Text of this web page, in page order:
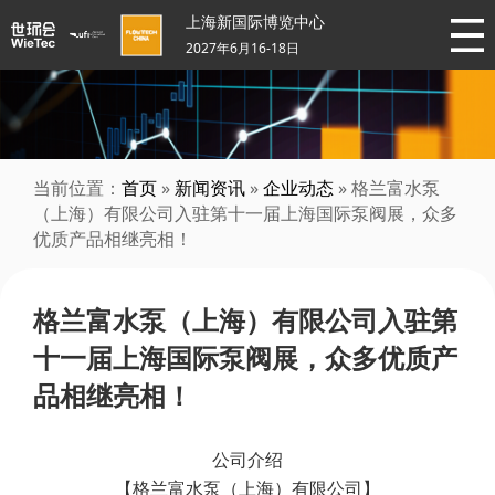
上海新国际博览中心
2027年6月16-18日
当前位置： 首页 » 新闻资讯 »企业动态 » 格兰富水泵
（上海）有限公司入驻第十一届上海国际泵阀展，众多
优质产品相继亮相！
格兰富水泵（上海）有限公司入驻第
十一届上海国际泵阀展，众多优质产
品相继亮相！
公司介绍
【格兰富水泵（上海）有限公司】